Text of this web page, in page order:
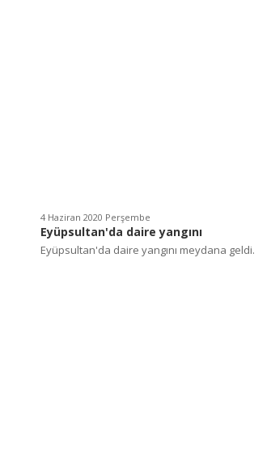
4 Haziran 2020 Perşembe
Eyüpsultan'da daire yangını
Eyüpsultan'da daire yangını meydana geldi.